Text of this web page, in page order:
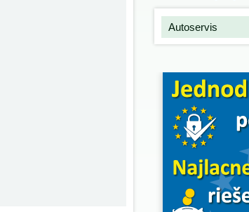
Autoservis